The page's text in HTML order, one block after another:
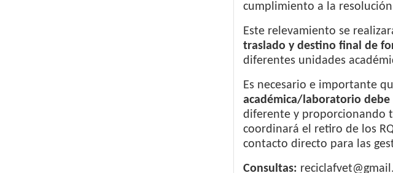
cumplimiento a la resolución
Este relevamiento se
traslado y destino final de
diferentes unidades
Es necesario e importante
académica/laboratorio
diferente y proporcionando
coordinará el retiro de los
contacto directo para las
Consultas: